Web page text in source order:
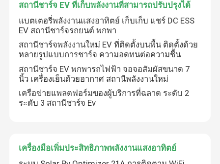
เกี่ยวกับเรา
ทัวร์โรงงาน
การควบคุมคุณภาพ
ข่าว
สถานีชาร์จ EV ที่เก็บพลังงานที่สามารถปรับปรุงได้
แบตเตอรี่พลังงานแสงอาทิตย์ เก็บเก็บ แชร์ DC ESS
EV สถานีชาร์จรถยนต์ พกพา
สถานีชาร์จพลังงานใหม่ EV ที่ติดตั้งบนพื้น ติดตั้งด้วย
หลายรูปแบบการชาร์จ ความอดทนต่อความชื้น
สถานีชาร์จ EV พกพารถไฟฟ้า จอจอสัมผัสขนาด 7
นิ้ว เครื่องเย็นด้วยอากาศ สถานีพลังงานใหม่
เครือข่ายแพลตฟอร์มของผู้บริการที่ฉลาด ระดับ 2
ระดับ 3 สถานีชาร์จ Ev
เครื่องมือเพิ่มประสิทธิภาพพลังงานแสงอาทิตย์